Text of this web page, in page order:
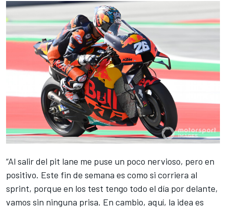
“Al salir del pit lane me puse un poco nervioso, pero en
positivo. Este fin de semana es como si corriera al
sprint, porque en los test tengo todo el día por delante,
vamos sin ninguna prisa. En cambio, aquí, la idea es